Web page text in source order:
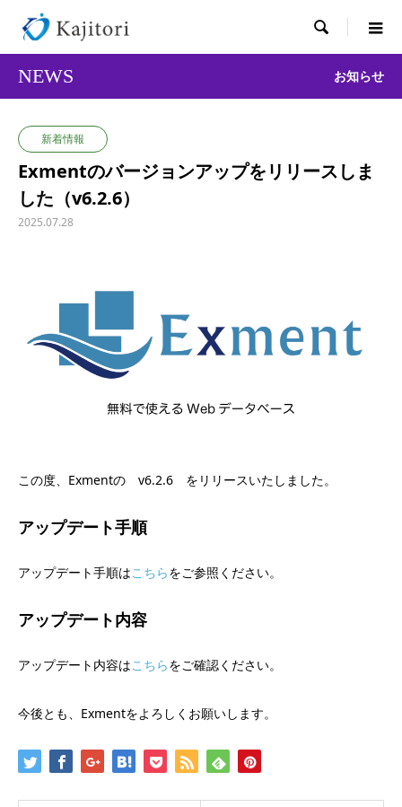

NEWS お知らせ
新着情報
Exmentのバージョンアップをリリースしま
した（v6.2.6）
2025.07.28
この度、Exmentの v6.2.6 をリリースいたしました。
アップデート手順
アップデート手順はこちらをご参照ください。
アップデート内容
アップデート内容はこちらをご確認ください。
今後とも、Exmentをよろしくお願いします。